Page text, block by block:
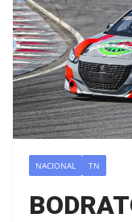
NACIONAL TN